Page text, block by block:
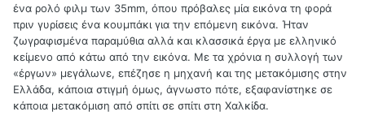
ένα ρολό φιλμ των 35mm, όπου πρόβαλες μία εικόνα τη φορά
πριν γυρίσεις ένα κουμπάκι για την επόμενη εικόνα. Ήταν
ζωγραφισμένα παραμύθια αλλά και κλασσικά έργα με ελληνικό
κείμενο από κάτω από την εικόνα. Με τα χρόνια η συλλογή των
«έργων» μεγάλωνε, επέζησε η μηχανή και της μετακόμισης στην
Ελλάδα, κάποια στιγμή όμως, άγνωστο πότε, εξαφανίστηκε σε
κάποια μετακόμιση από σπίτι σε σπίτι στη Χαλκίδα.